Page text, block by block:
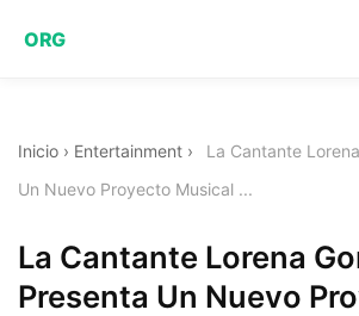
ORG
Inicio › Entertainment ›
La Cantante
Un Nuevo Proyecto Musical ...
La Cantante Lorena
Presenta Un Nuevo